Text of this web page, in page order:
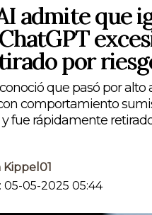
admite que
por
que pasó por
comportamiento
fue rápidamente
Kippel01
05-05-2025 05:44